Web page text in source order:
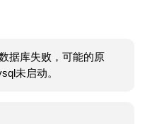
据库失败，可能的原
未启动。